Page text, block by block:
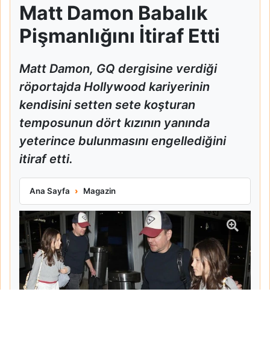
Matt Damon Babalık
Pişmanlığını İtiraf Etti
Matt Damon, GQ dergisine verdiği
röportajda Hollywood kariyerinin
kendisini setten sete koşturan
temposunun dört kızının yanında
yeterince bulunmasını engellediğini
itiraf etti.
Ana Sayfa Magazin
Matt Damon Babalık Pişmanlığını İtiraf Etti